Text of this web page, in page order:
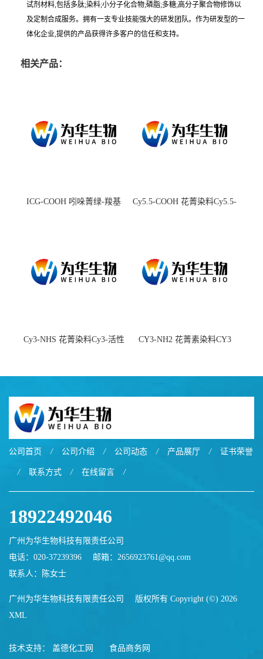
试剂材料,包括多肽;染料;小分子化合物;磷脂;多糖;高分子聚合物修饰以
及定制合成服务。拥有一支专业技能强大的研发团队。作为研发型的一
体化企业,提供的产品获得许多客户的信任和支持。
相关产品：
ICG-COOH 吲哚菁绿-羧基
Cy5.5-COOH 花菁染料Cy5.5-
Cy3-NHS 花菁染料Cy3-活性
CY3-NH2 花菁素染料CY3
公司首页 / 公司介绍 / 公司动态 / 产品展厅 / 证书荣誉
/ 联系方式 / 在线留言 /
18922492046
广州为华生物科技有限责任公司
电话：020-37239396
邮箱： 2656923761@qq.com
联系人：陈女士
广州为华生物科技有限责任公司
版权所有 Copyright (©) 2026
XML
技术支持： 盖德化工网 食品商务网